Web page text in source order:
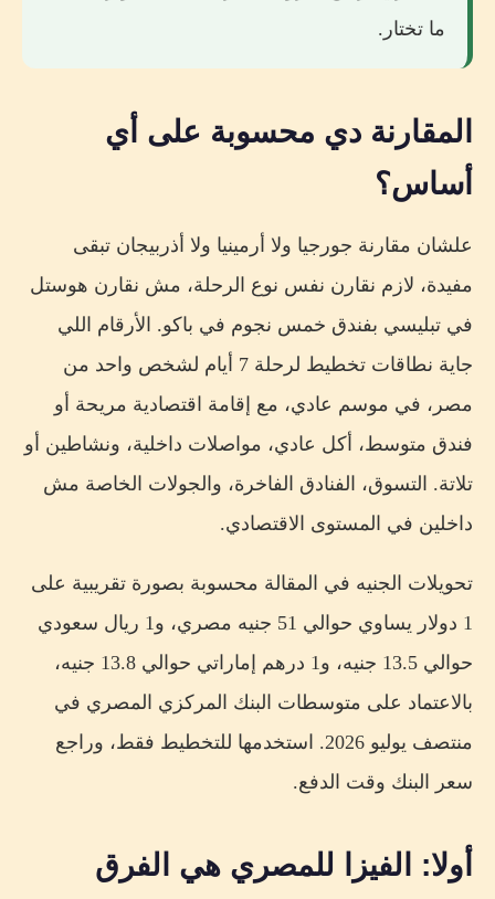
ما تختار.
المقارنة دي محسوبة على أي
أساس؟
علشان مقارنة جورجيا ولا أرمينيا ولا أذربيجان تبقى
مفيدة، لازم نقارن نفس نوع الرحلة، مش نقارن هوستل
في تبليسي بفندق خمس نجوم في باكو. الأرقام اللي
جاية نطاقات تخطيط لرحلة 7 أيام لشخص واحد من
مصر، في موسم عادي، مع إقامة اقتصادية مريحة أو
فندق متوسط، أكل عادي، مواصلات داخلية، ونشاطين أو
تلاتة. التسوق، الفنادق الفاخرة، والجولات الخاصة مش
داخلين في المستوى الاقتصادي.
تحويلات الجنيه في المقالة محسوبة بصورة تقريبية على
1 دولار يساوي حوالي 51 جنيه مصري، و1 ريال سعودي
حوالي 13.5 جنيه، و1 درهم إماراتي حوالي 13.8 جنيه،
بالاعتماد على متوسطات البنك المركزي المصري في
منتصف يوليو 2026. استخدمها للتخطيط فقط، وراجع
سعر البنك وقت الدفع.
أولا: الفيزا للمصري هي الفرق